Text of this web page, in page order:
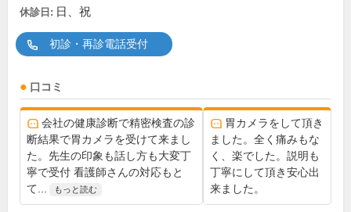
休診日: 日、祝
初診・再診電話受付
口コミ
会社の健康診断で精密検査の診
断結果で胃カメラを受けて来まし
た。先生の印象も話し方も大変丁
寧で受付 看護師さんの対応もと
て...
もっと読む
胃カメラをして頂き
ました。全く痛みもな
く、楽でした。説明も
丁寧にして頂き安心出
来ました。